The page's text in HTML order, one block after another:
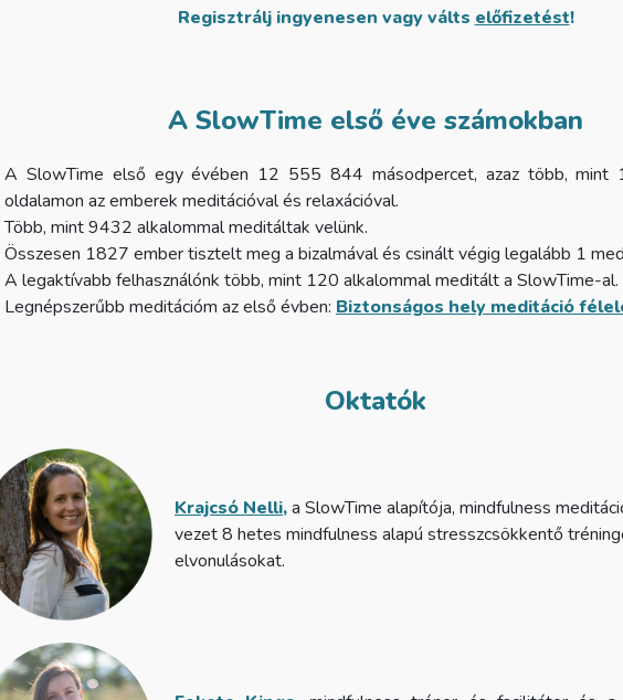
Regisztrálj ingyenesen vagy válts előfizetést!
A SlowTime első éve számokban
A SlowTime első egy évében 12 555 844 másodpercet, azaz több,
oldalamon az emberek meditációval és relaxációval.
Több, mint 9432 alkalommal meditáltak velünk.
Összesen 1827 ember tisztelt meg a bizalmával és csinált végig legalább 1
A legaktívabb felhasználónk több, mint 120 alkalommal meditált a SlowTime-al.
Legnépszerűbb meditációm az első évben: Biztonságos hely meditáció
Oktatók
Krajcsó Nelli,a SlowTime alapítója, mindfulness
vezet 8 hetes mindfulness alapú stresszcsökkentő
elvonulásokat.